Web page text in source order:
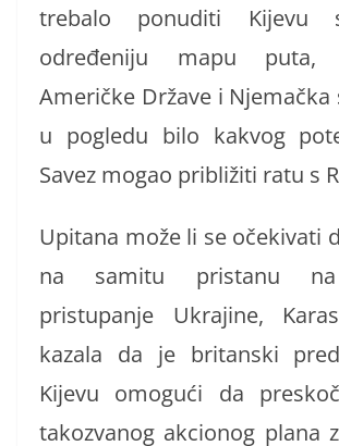
trebalo ponuditi Kijevu
određeniju mapu puta,
Američke Države i Njemačka
u pogledu bilo kakvog
Savez mogao približiti ratu s
Upitana može li se očekivati
na samitu pristanu na
pristupanje Ukrajine,
kazala da je britanski
Kijevu omogući da
takozvanog akcionog plana